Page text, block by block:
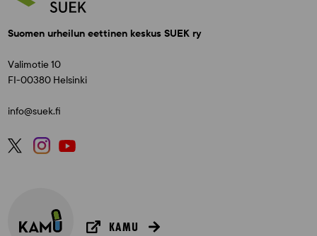
Suomen urheilun eettinen keskus SUEK ry
Valimotie 10
FI-00380 Helsinki
info@suek.fi
KAMU